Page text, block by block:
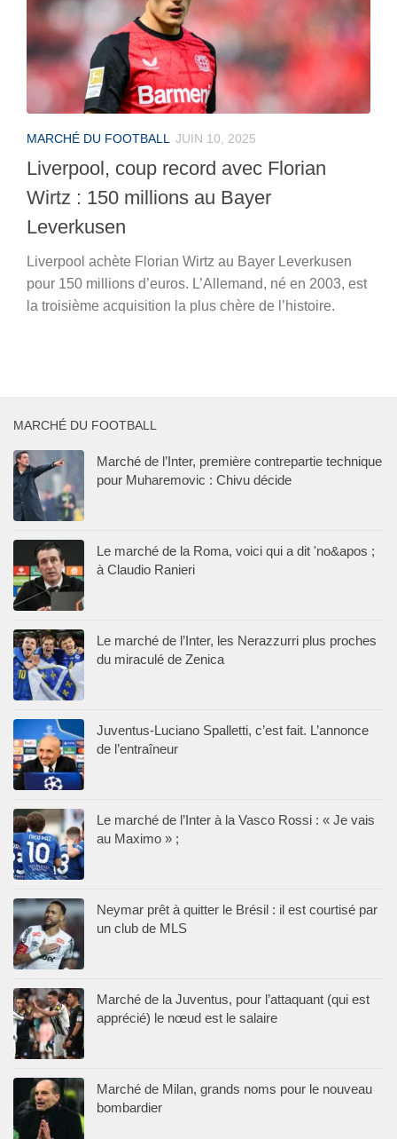
MARCHÉ DU FOOTBALL JUIN 10, 2025
Liverpool, coup record avec Florian
Wirtz : 150 millions au Bayer
Leverkusen
Liverpool achète Florian Wirtz au Bayer Leverkusen
pour 150 millions d’euros. L’Allemand, né en 2003, est
la troisième acquisition la plus chère de l’histoire.
MARCHÉ DU FOOTBALL
Marché de l’Inter, première contrepartie technique
pour Muharemovic : Chivu décide
Le marché de la Roma, voici qui a dit 'no&apos ;
à Claudio Ranieri
Le marché de l’Inter, les Nerazzurri plus proches
du miraculé de Zenica
Juventus-Luciano Spalletti, c’est fait. L’annonce
de l’entraîneur
Le marché de l’Inter à la Vasco Rossi : « Je vais
au Maximo » ;
Neymar prêt à quitter le Brésil : il est courtisé par
un club de MLS
Marché de la Juventus, pour l’attaquant (qui est
apprécié) le nœud est le salaire
Marché de Milan, grands noms pour le nouveau
bombardier